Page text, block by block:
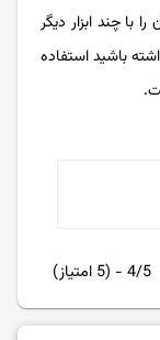
با چند ابزار دیگر
باشید استفاده
4/5 - (5 امتیاز)